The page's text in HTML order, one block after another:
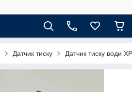
Датчик тиску Датчик тиску води